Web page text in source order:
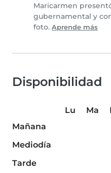
Maricarmen
gubernamental y
foto. Aprende más
Disponibilidad
Lu Ma
Mañana
Mediodía
Tarde